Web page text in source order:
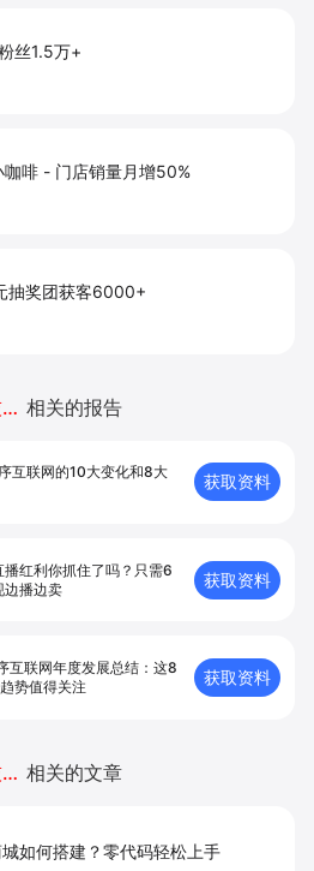
丝1.5万+
咖啡 - 门店销量月增50%
抽奖团获客6000+
vue开发小程序需要的技术学习 相关的报告
互联网的10大变化和8大
获取资料
播红利你抓住了吗？只需6
边播边卖
获取资料
互联网年度发展总结：这8
势值得关注
获取资料
vue开发小程序需要的技术学习 相关的文章
如何搭建？零代码轻松上手